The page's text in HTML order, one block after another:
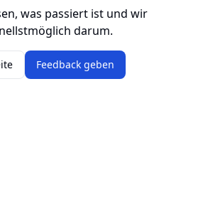
was passiert ist und wir
darum.
Feedback geben